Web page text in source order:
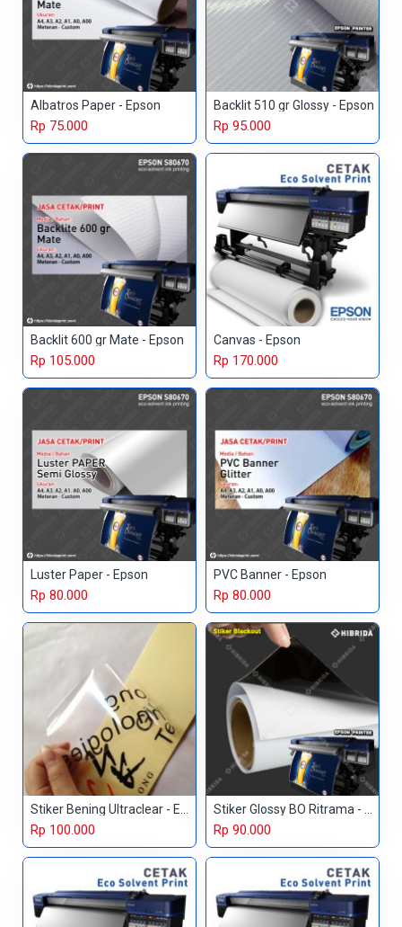
Albatros Paper - Epson
Rp 75.000
Backlit 510 gr Glossy - Epson
Rp 95.000
Backlit 600 gr Mate - Epson
Rp 105.000
Canvas - Epson
Rp 170.000
Luster Paper - Epson
Rp 80.000
PVC Banner - Epson
Rp 80.000
Rp 100.000 Rp 90.000